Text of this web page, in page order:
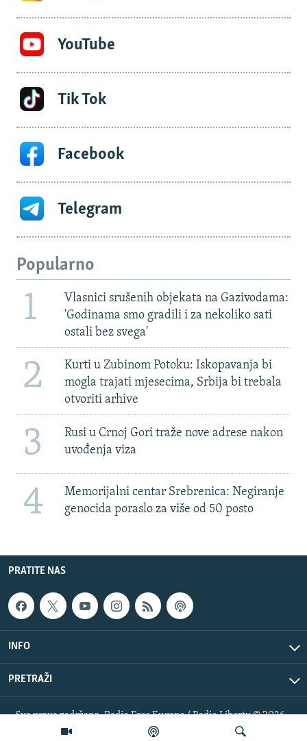
YouTube
Tik Tok
Facebook
Telegram
Popularno
1
Vlasnici srušenih objekata na Gazivodama:
'Godinama smo gradili i za nekoliko sati
ostali bez svega'
2
Kurti u Zubinom Potoku: Iskopavanja bi
mogla trajati mjesecima, Srbija bi trebala
otvoriti arhive
3
Rusi u Crnoj Gori traže nove adrese nakon
uvođenja viza
4
Memorijalni centar Srebrenica: Negiranje
genocida poraslo za više od 50 posto
PRATITE NAS
INFO
PRETRAŽI
Sva prava zadržana. Radio Free Europe / Radio Liberty © 2026
RFE/RL, Inc.